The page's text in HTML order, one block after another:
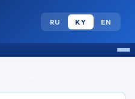
RU KY EN